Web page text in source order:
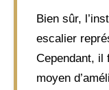
Bien sûr,
escalier
Cependant, il
moyen